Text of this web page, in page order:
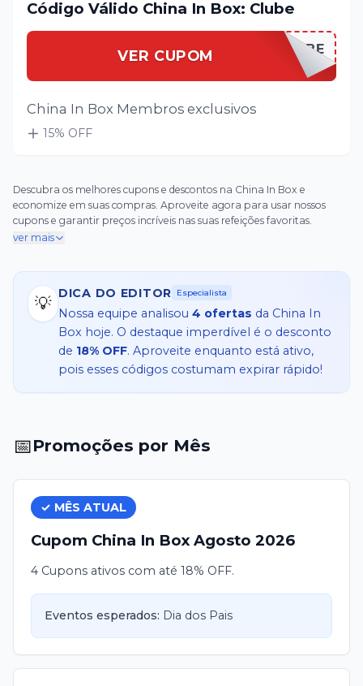
Código Válido China In Box: Clube
VER CUPOM CHINAICLUBE
China In Box Membros exclusivos
15% OFF
Descubra os melhores cupons e descontos na China In Box e
economize em suas compras. Aproveite agora para usar nossos
cupons e garantir preços incríveis nas suas refeições favoritas.
ver mais
💡
DICA DO EDITOR Especialista
Nossa equipe analisou 4 ofertas da China In
Box hoje. O destaque imperdível é o desconto
de 18% OFF. Aproveite enquanto está ativo,
pois esses códigos costumam expirar rápido!
📅Promoções por Mês
✓ MÊS ATUAL
Cupom China In Box Agosto 2026
4 Cupons ativos com até 18% OFF.
Eventos esperados: Dia dos Pais